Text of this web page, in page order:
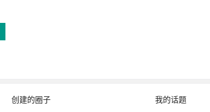
创建的圈子 我的话题